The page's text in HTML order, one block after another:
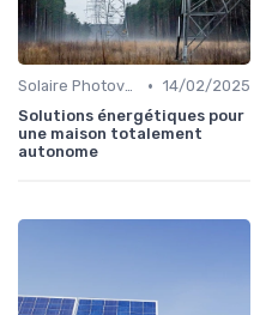
Solaire Photovoltaïque et Thermique • 14/02/2025
Solutions énergétiques pour
une maison totalement
autonome